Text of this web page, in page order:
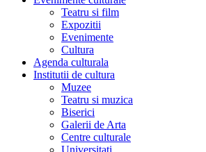
Teatru si film
Expozitii
Evenimente
Cultura
Agenda culturala
Institutii de cultura
Muzee
Teatru si muzica
Biserici
Galerii de Arta
Centre culturale
Universitati